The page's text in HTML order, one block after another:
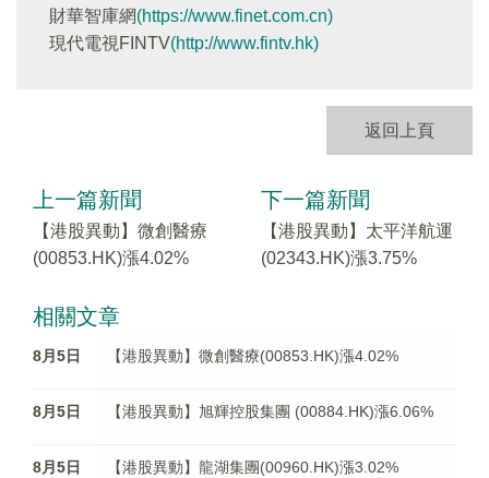
財華智庫網(https://www.finet.com.cn)
現代電視FINTV(http://www.fintv.hk)
返回上頁
上一篇新聞
【港股異動】微創醫療
(00853.HK)漲4.02%
下一篇新聞
【港股異動】太平洋航運
(02343.HK)漲3.75%
相關文章
8月5日 【港股異動】微創醫療(00853.HK)漲4.02%
8月5日 【港股異動】旭輝控股集團 (00884.HK)漲6.06%
8月5日 【港股異動】龍湖集團(00960.HK)漲3.02%